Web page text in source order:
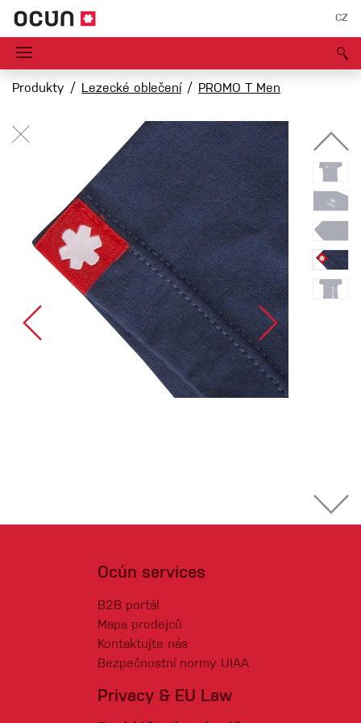
CZ
Produkty Lezecké oblečení PROMO T Men
Ocún services
B2B portál
Mapa prodejců
Kontaktujte nás
Bezpečnostní normy UIAA
Privacy & EU Law